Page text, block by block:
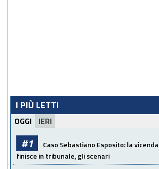
I PIÙ LETTI
OGGI IERI
#1
Caso Sebastiano Esposito: la vicenda
finisce in tribunale, gli scenari